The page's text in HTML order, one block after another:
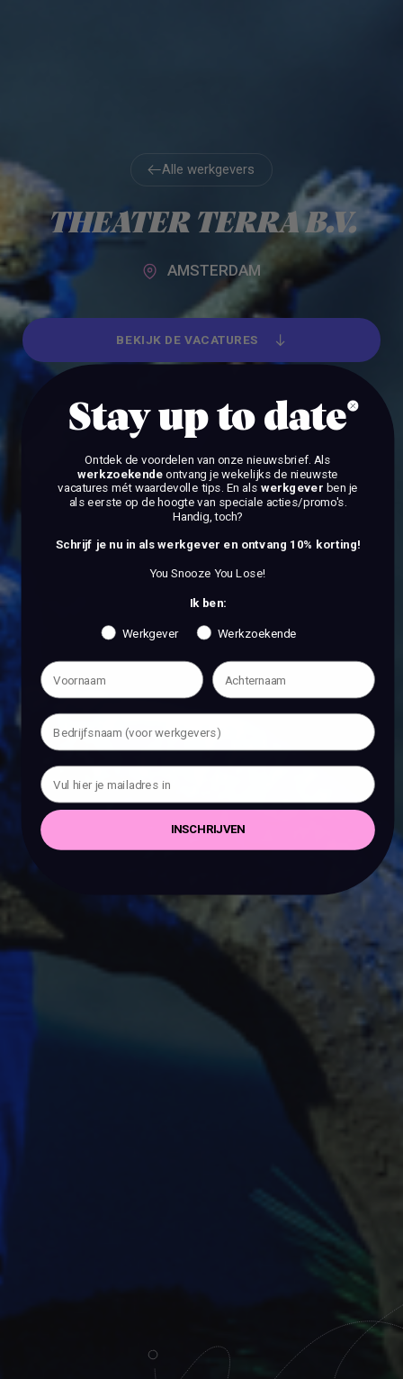
Alle werkgevers
THEATER TERRA B.V.
AMSTERDAM
BEKIJK DE VACATURES
Stay up to date
Ontdek de voordelen van onze nieuwsbrief. Als
werkzoekendeontvang je wekelijks de nieuwste
vacatures mét waardevolle tips. En als werkgever ben je
als eerste op de hoogte van speciale acties/promo's.
Handig, toch?
Schrijf je nu in als werkgever en ontvang 10% korting!
You Snooze You Lose!
Ik ben:
Werkgever Werkzoekende
INSCHRIJVEN